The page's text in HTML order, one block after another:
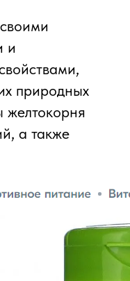
и
природных
желтокорня
а также